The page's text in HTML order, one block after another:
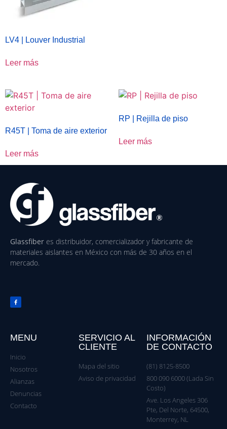
LV4 | Louver Industrial
Leer más
R45T | Toma de aire exterior
Leer más
RP | Rejilla de piso
Leer más
Glassfiber es distribuidor, comercializador y fabricante de
materiales aislantes en México con más de 30 años en el
mercado.
MENU
Inicio
Nosotros
Alianzas
Denuncias
Contacto
SERVICIO AL
CLIENTE
Mapa del sitio
Aviso de privacidad
INFORMACIÓN
DE CONTACTO
(81) 8125-8500
800 090 6000 (Lada Sin
Costo)
Ave. Los Angeles 306
Pte, Del Norte, 64500,
Monterrey, NL